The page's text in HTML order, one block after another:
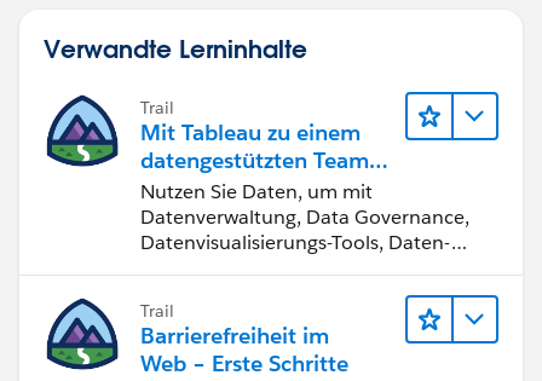
Verwandte Lerninhalte
Trail
Mit Tableau zu einem
datengestützten Team
werden
Nutzen Sie Daten, um mit
Datenverwaltung, Data Governance,
Datenvisualisierungs-Tools, Daten-
Storytelling und Zusammenarbeit
bessere Geschäftsergebnisse zu
erzielen.
Trail
Barrierefreiheit im
Web – Erste Schritte